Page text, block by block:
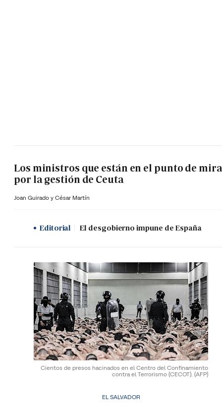
Los ministros que están en el punto de mira
por la gestión de Ceuta
Joan Guirado y César Martín
Editorial El desgobierno impune de España
Cientos de presos hacinados en el Centro del Confinamiento
contra el Terrorismo (CECOT). (AFP)
EL SALVADOR